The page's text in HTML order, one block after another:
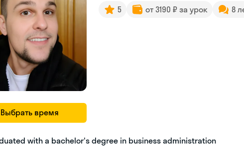
Выбрать время
5 от 3190 ₽ за урок 8
with a bachelor's degree in business administration